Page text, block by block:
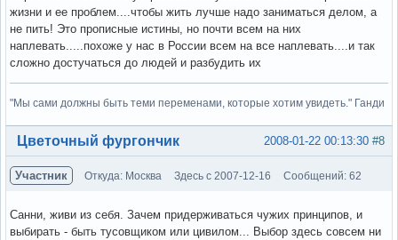
жизни и ее проблем....чтобы жить лучше надо заниматься делом, а
не пить! Это прописные истины, но почти всем на них
наплевать.....похоже у нас в России всем на все наплевать....и так
сложно достучаться до людей и разбудить их
"Мы сами должны быть теми переменами, которые хотим увидеть." Ганди
Вне форума #8
2008-01-22 00:13:30
Цветочный фургончик
Участник Откуда: Москва Здесь с 2007-12-16 Сообщений: 62
Санни, живи из себя. Зачем придерживаться чужих принципов, и
выбирать - быть тусовщиком или цивилом... Выбор здесь совсем ни